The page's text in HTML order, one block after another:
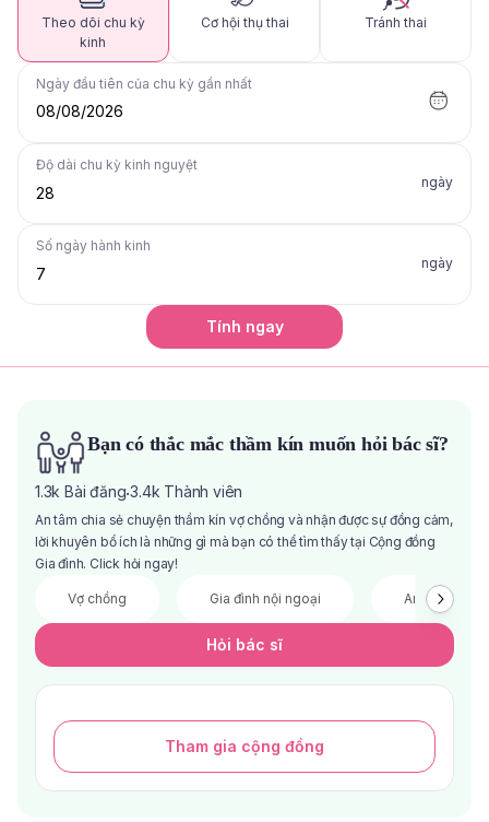
Theo dõi chu kỳ
kinh
Cơ hội thụ thai Tránh thai
Ngày đầu tiên của chu kỳ gần nhất
08/08/2026
Độ dài chu kỳ kinh nguyệt
ngày
Số ngày hành kinh
ngày
Tính ngay
Bạn có thắc mắc thầm kín muốn hỏi bác sĩ?
1.3k Bài đăng·3.4k Thành viên
An tâm chia sẻ chuyện thầm kín vợ chồng và nhận được sự đồng cảm,
lời khuyên bổ ích là những gì mà bạn có thể tìm thấy tại Cộng đồng
Gia đình. Click hỏi ngay!
Vợ chồng Gia đình nội ngoại Anh chị em
Hỏi bác sĩ
Tham gia cộng đồng